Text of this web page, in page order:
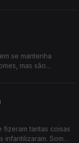
se mantenha
mas são
fizeram tantas coisas
infantilizaram. Somos